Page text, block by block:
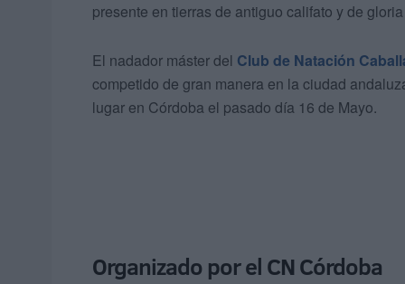
presente en tierras de antiguo califato y de
El nadador máster del Club de Natación
competido de gran manera en la ciudad
lugar en Córdoba el pasado día 16 de Mayo.
Organizado por el CN Córdoba